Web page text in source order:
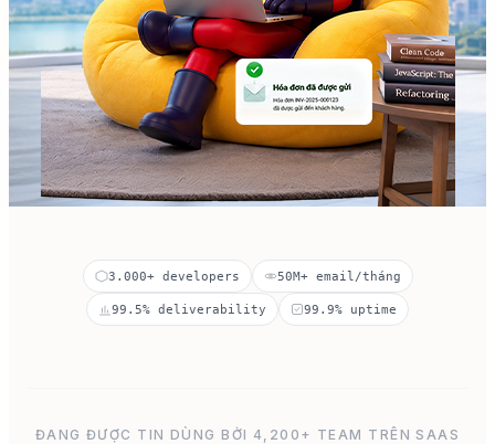
3.000+ developers 50M+ email/tháng
99.5% deliverability 99.9% uptime
ĐANG ĐƯỢC TIN DÙNG BỞI 4,200+ TEAM TRÊN SAAS